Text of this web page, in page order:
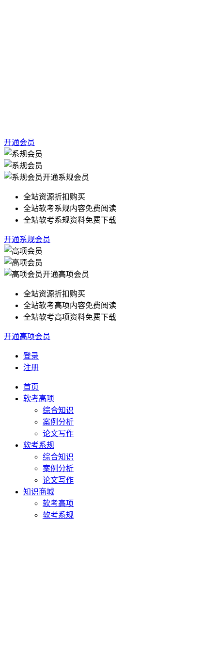
开通会员
开通系规会员
全站资源折扣购买
全站软考系规内容免费阅读
全站软考系规资料免费下载
开通系规会员
开通高项会员
全站资源折扣购买
全站软考高项内容免费阅读
全站软考高项资料免费下载
开通高项会员
登录
注册
首页
软考高项
综合知识
案例分析
论文写作
软考系规
综合知识
案例分析
论文写作
知识商城
软考高项
软考系规